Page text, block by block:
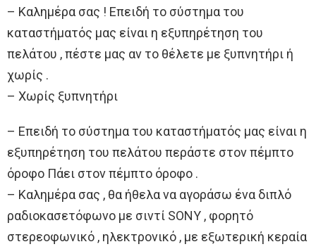
– Καλημέρα σας ! Επειδή το σύστημα του
καταστήματός μας είναι η εξυπηρέτηση του
πελάτου , πέστε μας αν το θέλετε με ξυπνητήρι ή
χωρίς .
– Χωρίς ξυπνητήρι
– Επειδή το σύστημα του καταστήματός μας είναι η
εξυπηρέτηση του πελάτου περάστε στον πέμπτο
όροφο Πάει στον πέμπτο όροφο .
– Καλημέρα σας , θα ήθελα να αγοράσω ένα διπλό
ραδιοκασετόφωνο με σιντί SONY , φορητό
στερεοφωνικό , ηλεκτρονικό , με εξωτερική κεραία